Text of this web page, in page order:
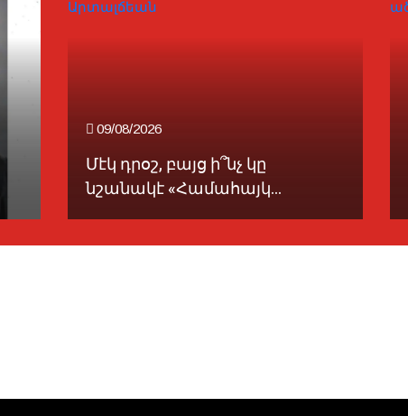
09/08/2026
Մէկ դրօշ, բայց ի՞նչ կը
նշանակէ «Համահայկ...